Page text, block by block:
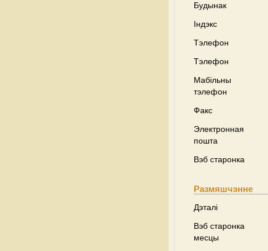
Будынак
Індэкс
Тэлефон
Тэлефон
Мабільны
тэлефон
Факс
Электронная
пошта
Вэб старонка
Размяшчэнне
Дэталі
Вэб старонка
месцы